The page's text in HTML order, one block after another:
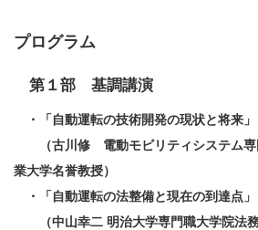
プログラム
第１部 基調講演
・「自動運転の技術開発の現状と将来」
（古川修 電動モビリティシステム専
業大学名誉教授）
・「自動運転の法整備と現在の到達点」
（中山幸二 明治大学専門職大学院法務